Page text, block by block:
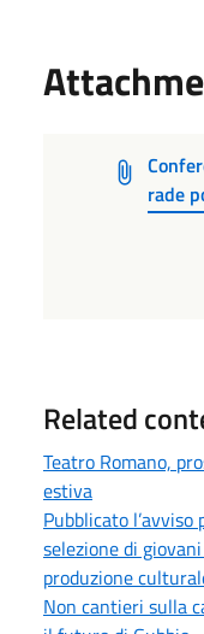
rade
Related
Teatro Romano,
estiva
Pubblicato
selezione di
produzione
Non cantieri sulla